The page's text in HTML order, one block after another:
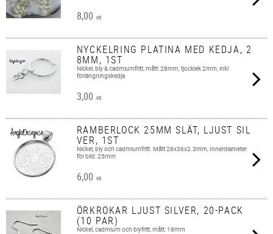
8,00 KR
NYCKELRING PLATINA MED KEDJA, 2
8MM, 1ST
Nickel, bly & cadmiumfritt, mått: 28mm, tjocklek 2mm, inkl
förlängningskedja
3,00 KR
RAMBERLOCK 25MM SLÄT, LJUST SIL
VER, 1ST
Nickel, bly och cadmiumfritt. Mått 28x36x2.3mm, Innerdiameter
för bild: 25mm
6,00 KR
ÖRKROKAR LJUST SILVER, 20-PACK
(10 PAR)
Nickel, cadmium och blyfritt, mått: 18mm